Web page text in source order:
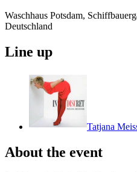
Waschhaus Potsdam,
Deutschland
Line up
Tatjana
About the event